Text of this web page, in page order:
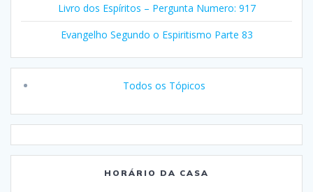
Livro dos Espíritos – Pergunta Numero: 917
Evangelho Segundo o Espiritismo Parte 83
Todos os Tópicos
HORÁRIO DA CASA